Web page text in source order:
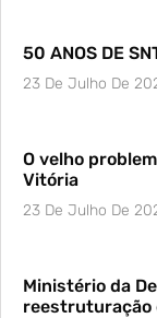
50 ANOS DE
23 De Julho De
O velho
Vitória
23 De Julho De
Ministério da
reestruturação